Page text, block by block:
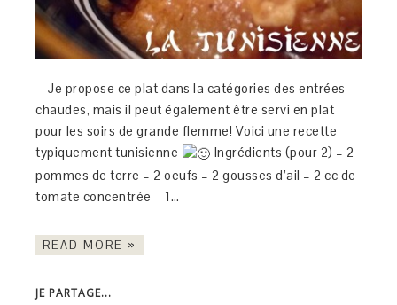
Je propose ce plat dans la catégories des entrées
chaudes, mais il peut également être servi en plat
pour les soirs de grande flemme! Voici une recette
typiquement tunisienne
Ingrédients (pour 2) – 2
pommes de terre – 2 oeufs – 2 gousses d’ail – 2 cc de
tomate concentrée – 1…
READ MORE »
JE PARTAGE...